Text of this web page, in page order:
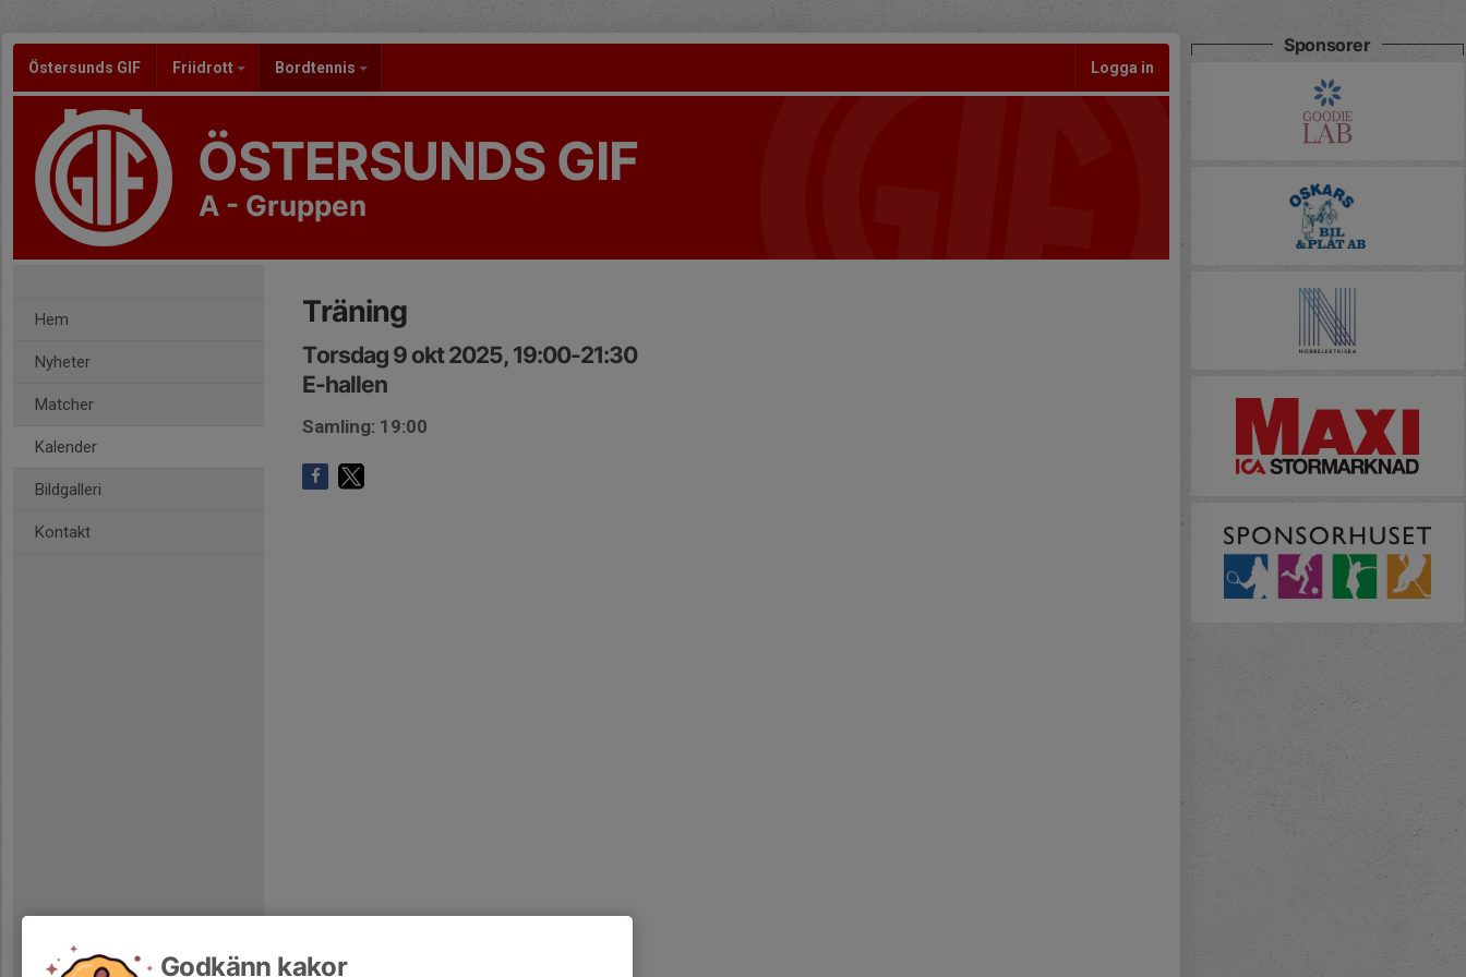
Östersunds GIF Friidrott Bordtennis Logga in
ÖSTERSUNDS GIF
A - Gruppen
Hem
Nyheter
Matcher
Kalender
Bildgalleri
Kontakt
Träning
Torsdag 9 okt 2025, 19:00-21:30
E-hallen
Samling: 19:00
Sponsorer
Godkänn kakor